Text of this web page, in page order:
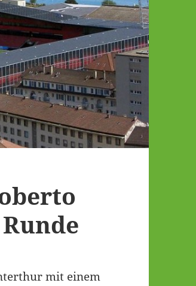
mit einem